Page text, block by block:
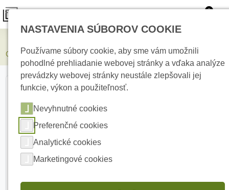
0
Cabelcon BNCM-59-CX3 3.9 kompresný BNC konektor
NASTAVENIA SÚBOROV COOKIE
Používame súbory cookie, aby sme vám umožnili
pohodlné prehliadanie webovej stránky a vďaka analýze
prevádzky webovej stránky neustále zlepšovali jej
funkcie, výkon a použiteľnosť.
Nevyhnutné cookies
Preferenčné cookies
Analytické cookies
Marketingové cookies